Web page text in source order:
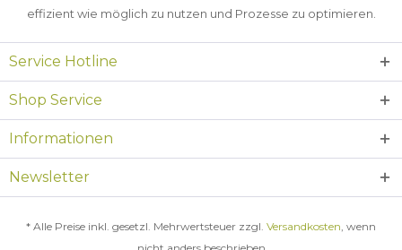
effizient wie möglich zu nutzen und Prozesse zu optimieren.
Service Hotline
Shop Service
Informationen
Newsletter
* Alle Preise inkl. gesetzl. Mehrwertsteuer zzgl. Versandkosten, wenn